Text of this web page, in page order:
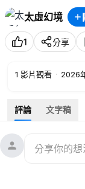
妖，失寶玉通靈
太虛幻境
1 分享
1 影片觀看 · 2026
評論 文字稿